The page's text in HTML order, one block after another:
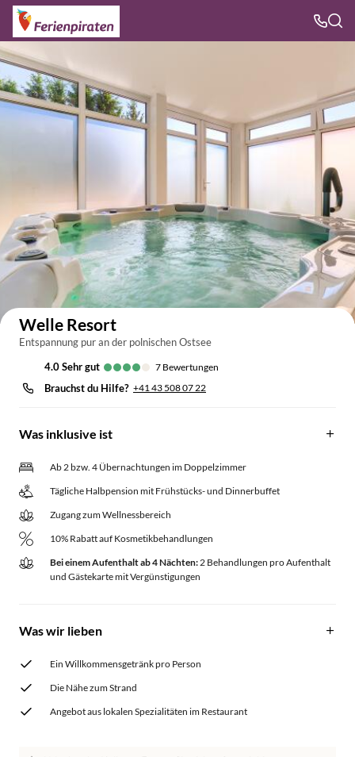
Auf der Karte anzeigen
Welle Resort
Entspannung pur an der polnischen Ostsee
4.0
sehr gut 7 Bewertungen
Brauchst du Hilfe? +41 43 508 07 22
Was inklusive ist
Ab 2 bzw. 4 Übernachtungen im Doppelzimmer
Tägliche Halbpension mit Frühstücks- und Dinnerbuffet
Zugang zum Wellnessbereich
10% Rabatt auf Kosmetikbehandlungen
Bei einem Aufenthalt ab 4 Nächten:2 Behandlungen pro Aufenthalt
und Gästekarte mit Vergünstigungen
Was wir lieben
Ein Willkommensgetränk pro Person
Die Nähe zum Strand
Angebot aus lokalen Spezialitäten im Restaurant